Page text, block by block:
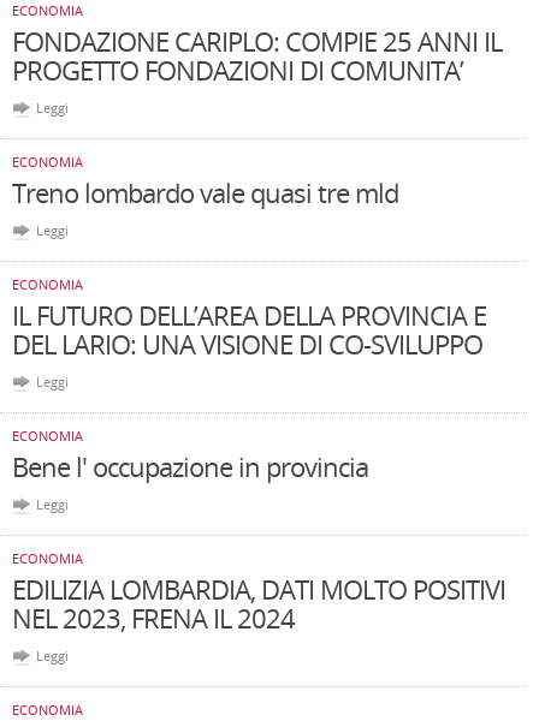
ECONOMIA
FONDAZIONE CARIPLO: COMPIE 25 ANNI IL
PROGETTO FONDAZIONI DI COMUNITA’
Leggi
ECONOMIA
Treno lombardo vale quasi tre mld
Leggi
ECONOMIA
IL FUTURO DELL’AREA DELLA PROVINCIA E
DEL LARIO: UNA VISIONE DI CO-SVILUPPO
Leggi
ECONOMIA
Bene l' occupazione in provincia
Leggi
ECONOMIA
EDILIZIA LOMBARDIA, DATI MOLTO POSITIVI
NEL 2023, FRENA IL 2024
Leggi
ECONOMIA